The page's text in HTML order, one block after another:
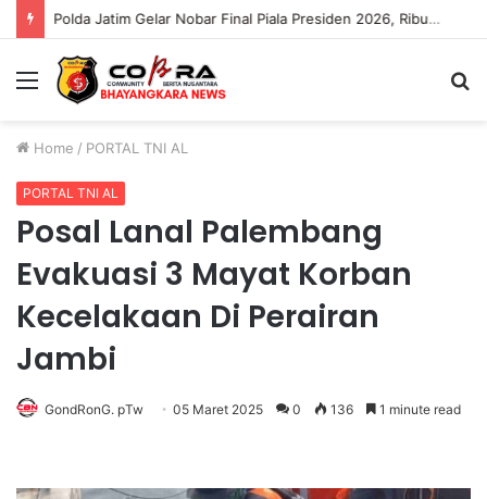
Polda Jatim Gelar Nobar Final Piala Presiden 2026, Ribuan Bonek Mania Dukung Persebaya dari Lapangan Mapolda
Menu
Home / PORTAL TNI AL
PORTAL TNI AL
Posal Lanal Palembang
Evakuasi 3 Mayat Korban
Kecelakaan Di Perairan
Jambi
GondRonG. pTw 05 Maret 2025 0 136 1 minute read